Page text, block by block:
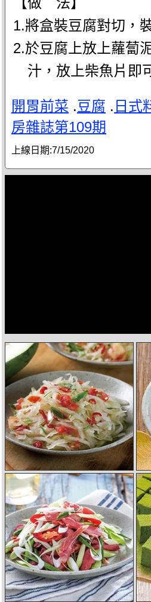
1.將盒裝豆腐對切，
2.於豆腐上放上蘿蔔
汁，放上柴魚片即
開胃前菜 .豆腐 . 日式
房雜誌第109期
上線日期:7/15/2020